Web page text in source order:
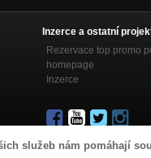
služeb nám pomáhají
Inzerce a ostatní
Rezervace top promo
homepage
Inzerce